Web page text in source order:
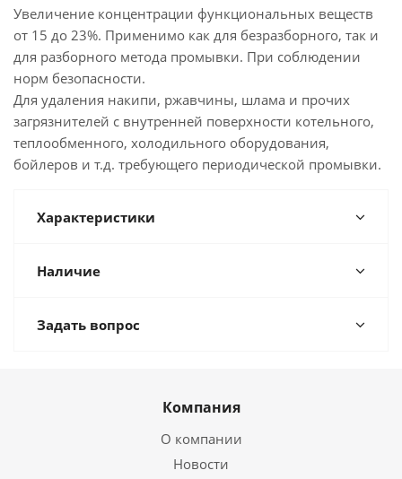
Увеличение концентрации функциональных веществ
от 15 до 23%. Применимо как для безразборного, так и
для разборного метода промывки. При соблюдении
норм безопасности.
Для удаления накипи, ржавчины, шлама и прочих
загрязнителей с внутренней поверхности котельного,
теплообменного, холодильного оборудования,
бойлеров и т.д. требующего периодической промывки.
Характеристики
Наличие
Задать вопрос
Компания
О компании
Новости